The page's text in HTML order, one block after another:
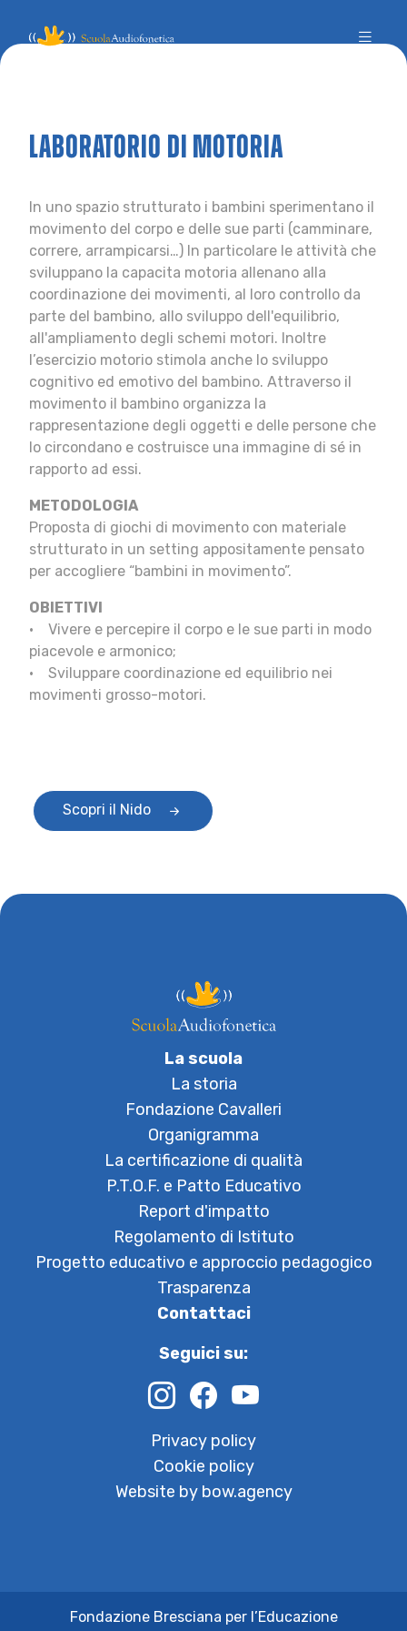
Laboratorio di motoria
In uno spazio strutturato i bambini sperimentano il
movimento del corpo e delle sue parti (camminare,
correre, arrampicarsi…) In particolare le attività che
sviluppano la capacita motoria allenano alla
coordinazione dei movimenti, al loro controllo da
parte del bambino, allo sviluppo dell'equilibrio,
all'ampliamento degli schemi motori. Inoltre
l’esercizio motorio stimola anche lo sviluppo
cognitivo ed emotivo del bambino. Attraverso il
movimento il bambino organizza la
rappresentazione degli oggetti e delle persone che
lo circondano e costruisce una immagine di sé in
rapporto ad essi.
METODOLOGIA
Proposta di giochi di movimento con materiale
strutturato in un setting appositamente pensato
per accogliere “bambini in movimento”.
OBIETTIVI
• Vivere e percepire il corpo e le sue parti in modo
piacevole e armonico;
• Sviluppare coordinazione ed equilibrio nei
movimenti grosso-motori.
Scopri il Nido
La scuola
La storia
Fondazione Cavalleri
Organigramma
La certificazione di qualità
P.T.O.F. e Patto Educativo
Report d'impatto
Regolamento di Istituto
Progetto educativo e approccio pedagogico
Trasparenza
Contattaci
Seguici su:
Privacy policy
Cookie policy
Website by bow.agency
Fondazione Bresciana per l’Educazione